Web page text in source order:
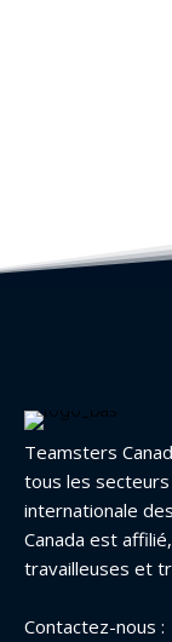
Teamsters
tous les
internationale
Canada est
travailleuses et
Contactez-nous :